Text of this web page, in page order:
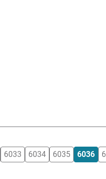
6033 6034 6035 6036